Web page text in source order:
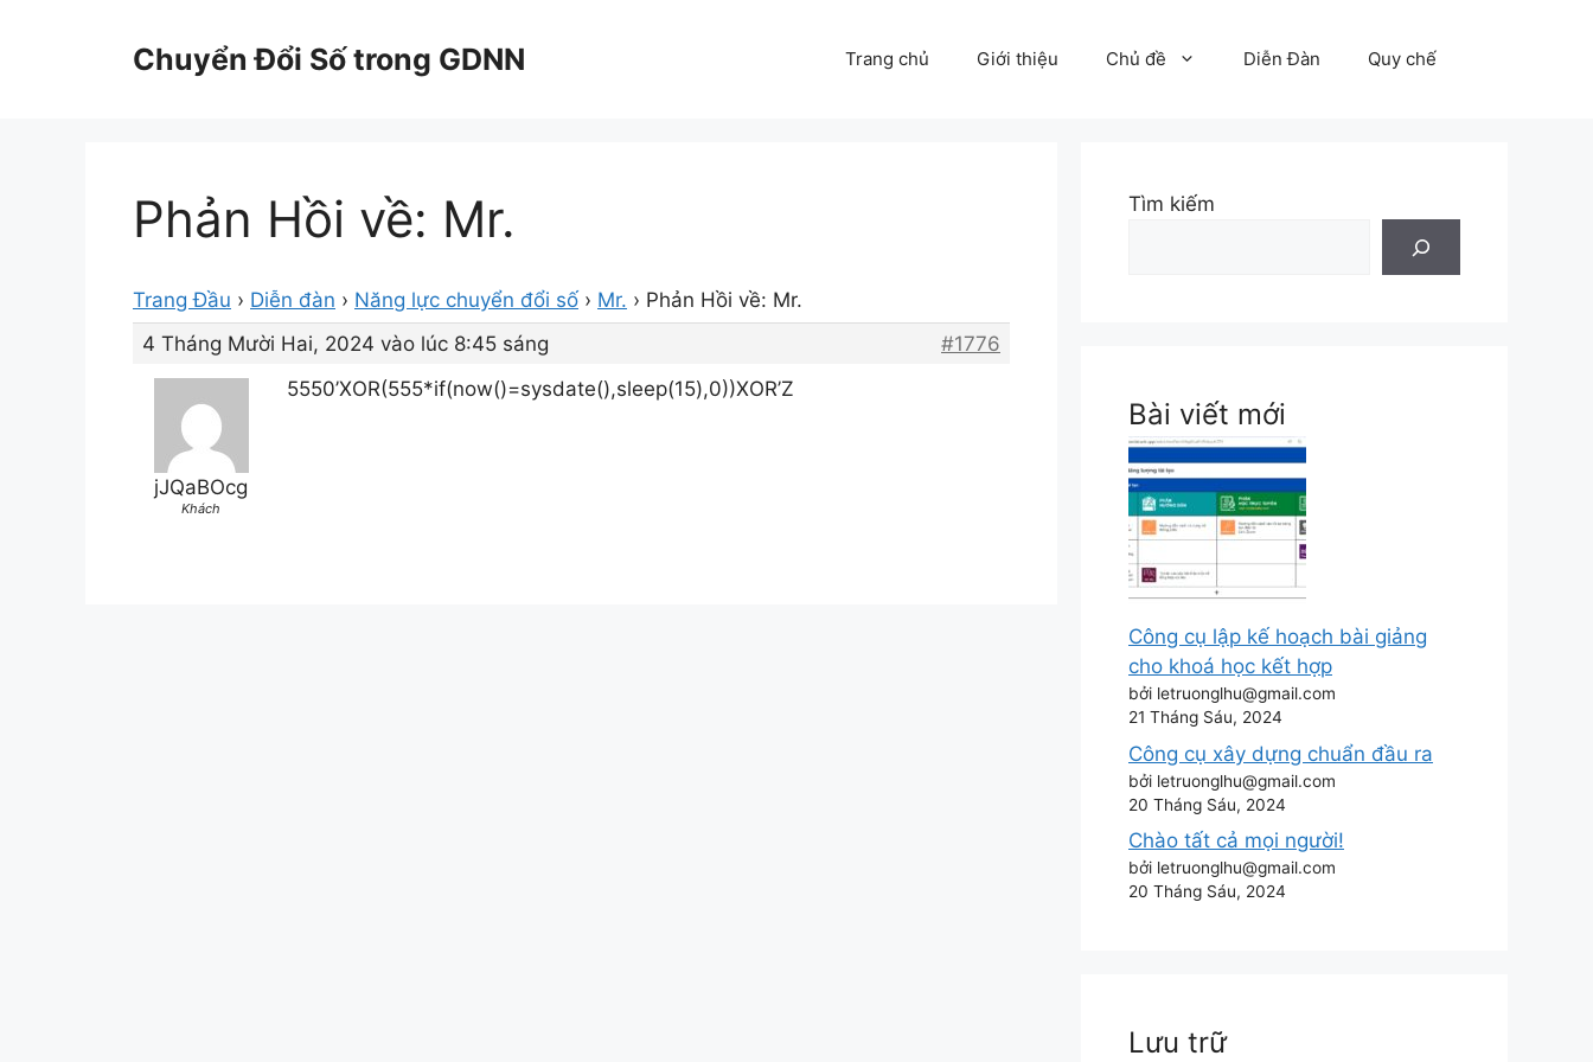
Chuyển Đổi Số trong GDNN Trang chủ Giới thiệu Chủ đề Diễn Đàn Quy chế
Phản Hồi về: Mr.
Trang Đầu › Diễn đàn › Năng lực chuyển đổi số › Mr. › Phản Hồi về: Mr.
4 Tháng Mười Hai, 2024 vào lúc 8:45 sáng
#1776
jJQaBOcg
Khách
5550’XOR(555*if(now()=sysdate(),sleep(15),0))XOR’Z
Tìm kiếm
Bài viết mới
Công cụ lập kế hoạch bài giảng
cho khoá học kết hợp
bởi letruonglhu@gmail.com
21 Tháng Sáu, 2024
Công cụ xây dựng chuẩn đầu ra
bởi letruonglhu@gmail.com
20 Tháng Sáu, 2024
Chào tất cả mọi người!
bởi letruonglhu@gmail.com
20 Tháng Sáu, 2024
Lưu trữ